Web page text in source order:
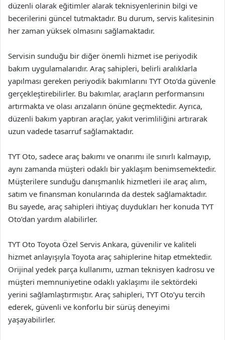
düzenli olarak eğitimler alarak teknisyenlerinin bilgi ve
becerilerini güncel tutmaktadır. Bu durum, servis kalitesinin
her zaman yüksek olmasını sağlamaktadır.
Servisin sunduğu bir diğer önemli hizmet ise periyodik
bakım uygulamalarıdır. Araç sahipleri, belirli aralıklarla
yapılması gereken periyodik bakımlarını TYT Oto’da güvenle
gerçekleştirebilirler. Bu bakımlar, araçların performansını
artırmakta ve olası arızaların önüne geçmektedir. Ayrıca,
düzenli bakım yaptıran araçlar, yakıt verimliliğini artırarak
uzun vadede tasarruf sağlamaktadır.
TYT Oto, sadece araç bakımı ve onarımı ile sınırlı kalmayıp,
aynı zamanda müşteri odaklı bir yaklaşım benimsemektedir.
Müşterilere sunduğu danışmanlık hizmetleri ile araç alım,
satım ve finansman konularında da destek sağlamaktadır.
Bu sayede, araç sahipleri ihtiyaç duydukları her konuda TYT
Oto’dan yardım alabilirler.
TYT Oto Toyota Özel Servis Ankara, güvenilir ve kaliteli
hizmet anlayışıyla Toyota araç sahiplerine hitap etmektedir.
Orijinal yedek parça kullanımı, uzman teknisyen kadrosu ve
müşteri memnuniyetine odaklı yaklaşımı ile sektördeki
yerini sağlamlaştırmıştır. Araç sahipleri, TYT Oto’yu tercih
ederek, güvenli ve konforlu bir sürüş deneyimi
yaşayabilirler.